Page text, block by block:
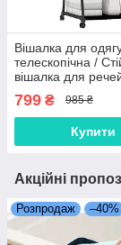
Вішалка для
телескопічна /
вішалка для
вішалка на колесах
799 ₴ 985 ₴
Купити
Акційні
Розпродаж –40%